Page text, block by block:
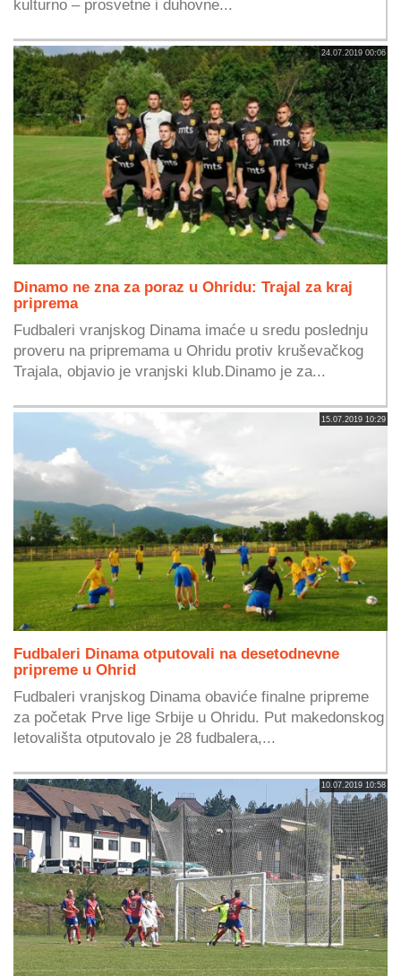
kulturno – prosvetne i duhovne...
24.07.2019 00:06
Dinamo ne zna za poraz u Ohridu: Trajal za kraj
priprema
Fudbaleri vranjskog Dinama imaće u sredu poslednju
proveru na pripremama u Ohridu protiv kruševačkog
Trajala, objavio je vranjski klub.Dinamo je za...
15.07.2019 10:29
Fudbaleri Dinama otputovali na desetodnevne
pripreme u Ohrid
Fudbaleri vranjskog Dinama obaviće finalne pripreme
za početak Prve lige Srbije u Ohridu. Put makedonskog
letovališta otputovalo je 28 fudbalera,...
10.07.2019 10:58